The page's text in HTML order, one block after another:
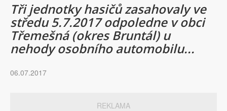
Tři jednotky hasičů zasahovaly ve
středu 5.7.2017 odpoledne v obci
Třemešná (okres Bruntál) u
nehody osobního automobilu...
06.07.2017
REKLAMA